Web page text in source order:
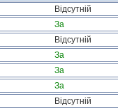
Відсутній
За
Відсутній
За
За
За
Відсутній